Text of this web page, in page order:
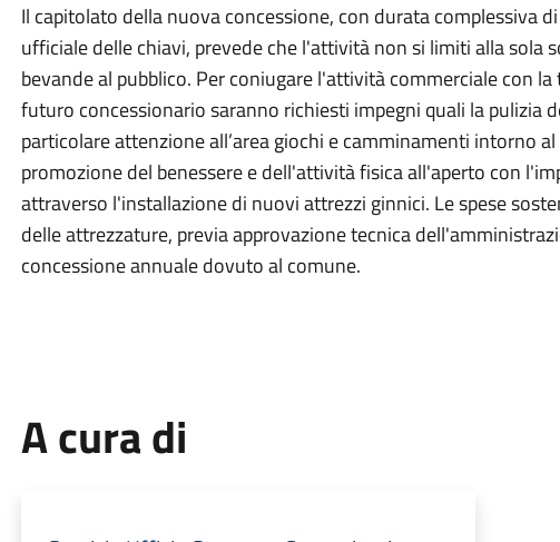
Il capitolato della nuova concessione, con durata complessiva
ufficiale delle chiavi, prevede che l'attività non si limiti alla sola
bevande al pubblico. Per coniugare l'attività commerciale con
futuro concessionario saranno richiesti impegni quali la pulizia
particolare attenzione all’area giochi e camminamenti intorno
promozione del benessere e dell'attività fisica all'aperto con
attraverso l'installazione di nuovi attrezzi ginnici. Le spese
delle attrezzature, previa approvazione tecnica
concessione annuale dovuto al comune.
A cura di